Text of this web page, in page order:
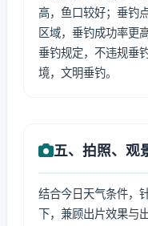
高，鱼口较好；垂钓
区域，垂钓成功率更
垂钓规定，不违规垂
境，文明垂钓。
五、拍照、观
结合今日天气条件，
下，兼顾出片效果与